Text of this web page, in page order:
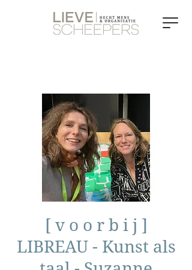
[ v o o r b i j ]
LIBREAU - Kunst als